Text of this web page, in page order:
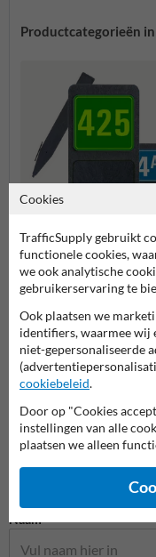
Productcategorieën
Huisnummerpaal met één
nummer
Stel je vraag aan
Naam*
Cookies
TrafficSupply gebruikt
functionele cookies,
we ook analytische
gebruikerservaring te
Ook plaatsen we
identifiers, waarmee wij
niet-gepersonaliseerde
cookiebeleid.
Door op "Cookies
instellingen van alle
plaatsen we alleen